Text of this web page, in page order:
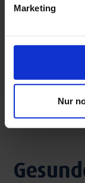
Marketing
Nur